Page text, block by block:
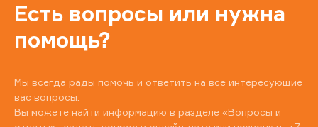
Есть вопросы или нужна
помощь?
Мы всегда рады помочь и ответить на все интересующие
вас вопросы.
Вы можете найти информацию в разделе «Вопросы и